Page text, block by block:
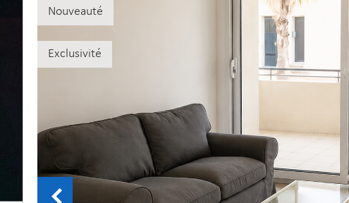
Exclusivité
Nouveauté